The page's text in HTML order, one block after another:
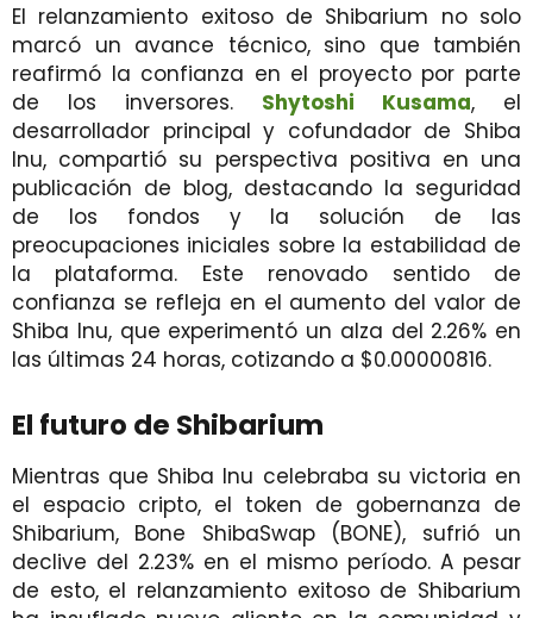
El relanzamiento exitoso de Shibarium no solo
marcó un avance técnico, sino que también
reafirmó la confianza en el proyecto por parte
de los inversores. Shytoshi Kusama, el
desarrollador principal y cofundador de Shiba
Inu, compartió su perspectiva positiva en una
publicación de blog, destacando la seguridad
de los fondos y la solución de las
preocupaciones iniciales sobre la estabilidad de
la plataforma. Este renovado sentido de
confianza se refleja en el aumento del valor de
Shiba Inu, que experimentó un alza del 2.26% en
las últimas 24 horas, cotizando a $0.00000816.
El futuro de Shibarium
Mientras que Shiba Inu celebraba su victoria en
el espacio cripto, el token de gobernanza de
Shibarium, Bone ShibaSwap (BONE), sufrió un
declive del 2.23% en el mismo período. A pesar
de esto, el relanzamiento exitoso de Shibarium